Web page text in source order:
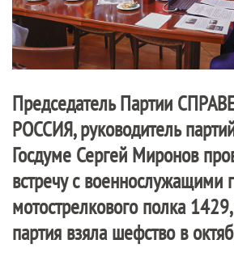
Председатель Партии
РОССИЯ, руководитель
Госдуме Сергей Миронов
встречу с военнослужащими
мотострелкового полка
партия взяла шефство в